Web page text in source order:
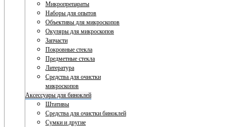
Микропрепараты
Наборы для опытов
Объективы для микроскопов
Окуляры для микроскопов
Запчасти
Покровные стекла
Предметные стекла
Литература
Средства для очистки
микроскопов
Аксессуары для биноклей
Штативы
Средства для очистки биноклей
Сумки и другие